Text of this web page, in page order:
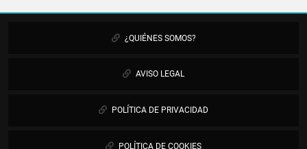
¿QUIÉNES SOMOS?
AVISO LEGAL
POLÍTICA DE PRIVACIDAD
POLÍTICA DE COOKIES